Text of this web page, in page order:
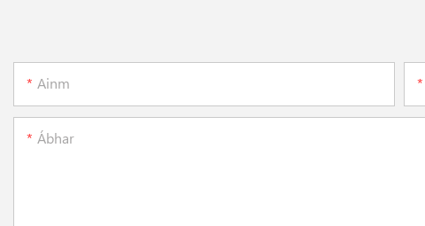
Ainm
Ábhar